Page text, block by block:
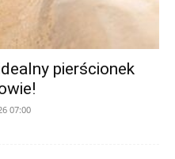
pierścionek
07:00